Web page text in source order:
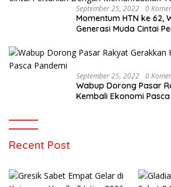
September 25, 2022 0
Momentum HTN ke 62,
Generasi Muda Cintai
September 25, 2022 0
Wabup Dorong Pasar
Kembali Ekonomi
Recent Post